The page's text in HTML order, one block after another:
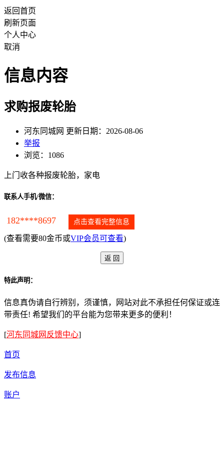
返回首页
刷新页面
个人中心
取消
信息内容
求购报废轮胎
河东同城网 更新日期：2026-08-06
举报
浏览：1086
上门收各种报废轮胎，家电
联系人手机/微信：
182****8697 点击查看完整信息
(查看需要80金币或VIP会员可查看)
特此声明：
信息真伪请自行辨别，须谨慎，网站对此不承担任何保证或连
带责任! 希望我们的平台能为您带来更多的便利！
[河东同城网反馈中心]
首页
发布信息
账户